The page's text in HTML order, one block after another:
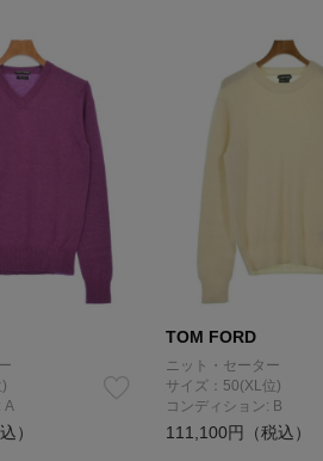
A
）
TOM FORD
ニット・セーター
サイズ：50(XL位)
コンディション: B
111,100円（税込）